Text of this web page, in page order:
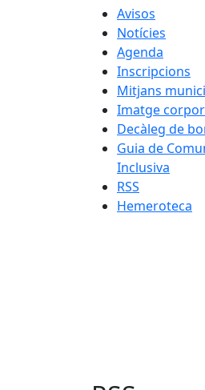
Avisos
Notícies
Agenda
Inscripcions
Mitjans
Imatge
Decàleg de
Guia de
Inclusiva
RSS
Hemeroteca